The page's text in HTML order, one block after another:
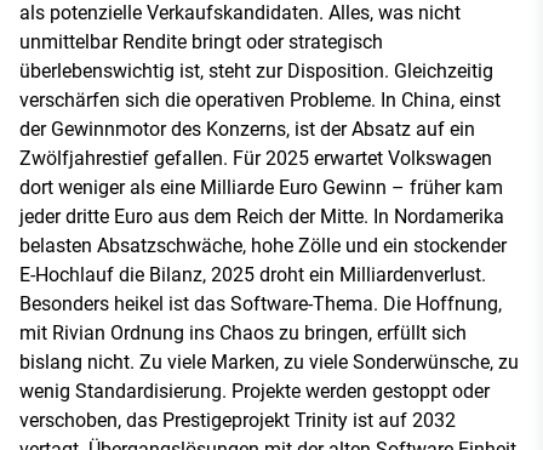
als potenzielle Verkaufskandidaten. Alles, was nicht
unmittelbar Rendite bringt oder strategisch
überlebenswichtig ist, steht zur Disposition. Gleichzeitig
verschärfen sich die operativen Probleme. In China, einst
der Gewinnmotor des Konzerns, ist der Absatz auf ein
Zwölfjahrestief gefallen. Für 2025 erwartet Volkswagen
dort weniger als eine Milliarde Euro Gewinn – früher kam
jeder dritte Euro aus dem Reich der Mitte. In Nordamerika
belasten Absatzschwäche, hohe Zölle und ein stockender
E-Hochlauf die Bilanz, 2025 droht ein Milliardenverlust.
Besonders heikel ist das Software-Thema. Die Hoffnung,
mit Rivian Ordnung ins Chaos zu bringen, erfüllt sich
bislang nicht. Zu viele Marken, zu viele Sonderwünsche, zu
wenig Standardisierung. Projekte werden gestoppt oder
verschoben, das Prestigeprojekt Trinity ist auf 2032